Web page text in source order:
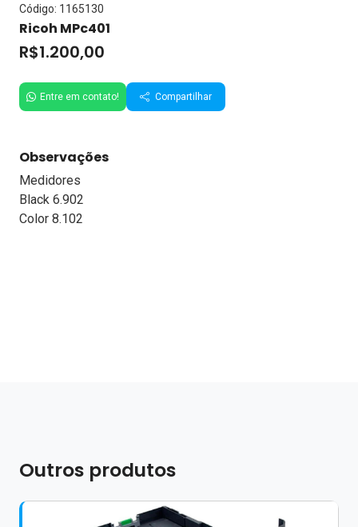
Código: 1165130
Ricoh MPc401
R$1.200,00
Entre em contato! Compartilhar
Observações
Medidores
Black 6.902
Color 8.102
Outros produtos